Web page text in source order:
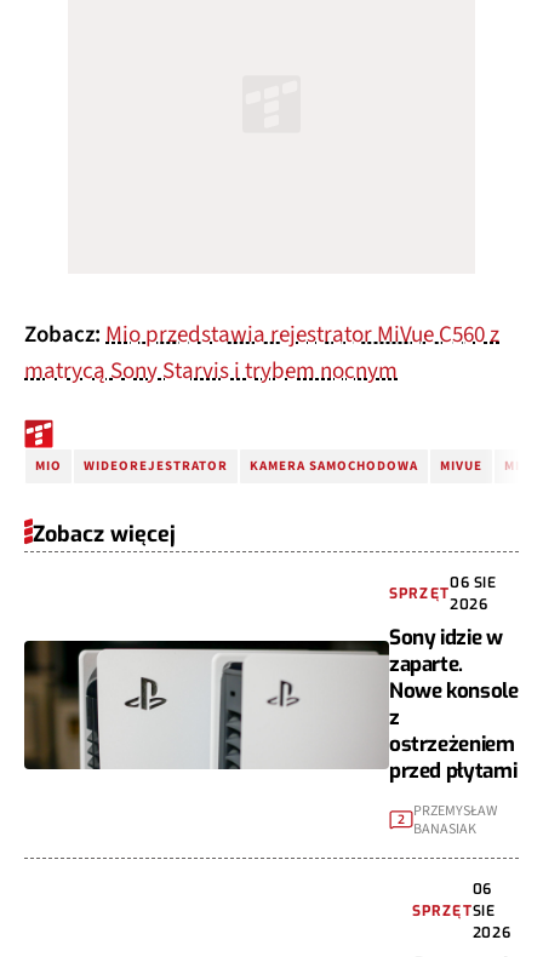
Zobacz:Mio przedstawia rejestrator MiVue C560 z
matrycą Sony Starvis i trybem nocnym
MIO WIDEOREJESTRATOR KAMERA SAMOCHODOWA MIVUE MIO
Zobacz więcej
SPRZĘT
06 SIE
2026
Sony idzie w
zaparte.
Nowe konsole
z
ostrzeżeniem
przed płytami
2 PRZEMYSŁAW
BANASIAK
SPRZĘT
06
SIE
2026